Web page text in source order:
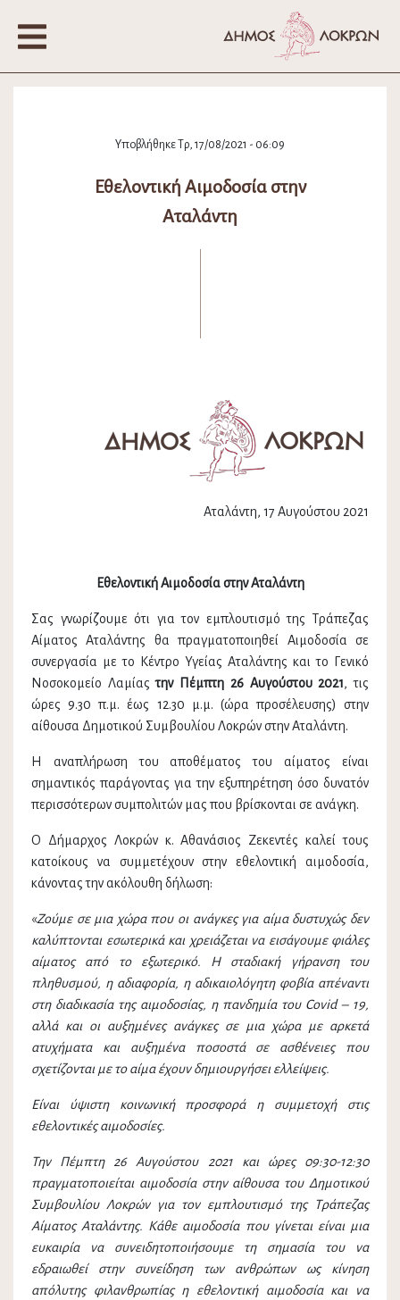
Υποβλήθηκε Τρ, 17/08/2021 - 06:09
Εθελοντική Αιμοδοσία στην
Αταλάντη
Αταλάντη, 17 Αυγούστου 2021
Εθελοντική Αιμοδοσία στην Αταλάντη
Σας γνωρίζουμε ότι για τον εμπλουτισμό της Τράπεζας
Αίματος Αταλάντης θα πραγματοποιηθεί Αιμοδοσία σε
συνεργασία με το Κέντρο Υγείας Αταλάντης και το Γενικό
Νοσοκομείο Λαμίαςτην Πέμπτη 26 Αυγούστου 2021, τις
ώρες 9.30 π.μ. έως 12.30 μ.μ. (ώρα προσέλευσης) στην
αίθουσα Δημοτικού Συμβουλίου Λοκρών στην Αταλάντη.
Η αναπλήρωση του αποθέματος του αίματος είναι
σημαντικός παράγοντας για την εξυπηρέτηση όσο δυνατόν
περισσότερων συμπολιτών μας που βρίσκονται σε ανάγκη.
Ο Δήμαρχος Λοκρών κ. Αθανάσιος Ζεκεντές καλεί τους
κατοίκους να συμμετέχουν στην εθελοντική αιμοδοσία,
κάνοντας την ακόλουθη δήλωση:
«Ζούμε σε μια χώρα που οι ανάγκες για αίμα δυστυχώς δεν
καλύπτονται εσωτερικά και χρειάζεται να εισάγουμε φιάλες
αίματος από το εξωτερικό. Η σταδιακή γήρανση του
πληθυσμού, η αδιαφορία, η αδικαιολόγητη φοβία απέναντι
στη διαδικασία της αιμοδοσίας, η πανδημία του Covid – 19,
αλλά και οι αυξημένες ανάγκες σε μια χώρα με αρκετά
ατυχήματα και αυξημένα ποσοστά σε ασθένειες που
σχετίζονται με το αίμα έχουν δημιουργήσει ελλείψεις.
Είναι ύψιστη κοινωνική προσφορά η συμμετοχή στις
εθελοντικές αιμοδοσίες.
Την Πέμπτη 26 Αυγούστου 2021 και ώρες 09:30-12:30
πραγματοποιείται αιμοδοσία στην αίθουσα του Δημοτικού
Συμβουλίου Λοκρών για τον εμπλουτισμό της Τράπεζας
Αίματος Αταλάντης. Κάθε αιμοδοσία που γίνεται είναι μια
ευκαιρία να συνειδητοποιήσουμε τη σημασία του να
εδραιωθεί στην συνείδηση των ανθρώπων ως κίνηση
απόλυτης φιλανθρωπίας η εθελοντική αιμοδοσία και να